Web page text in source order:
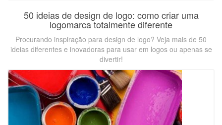
50 ideias de design de logo: como criar uma
logomarca totalmente diferente
Procurando inspiração para design de logo? Veja mais de 50
ideias diferentes e inovadoras para usar em logos ou apenas se
divertir!